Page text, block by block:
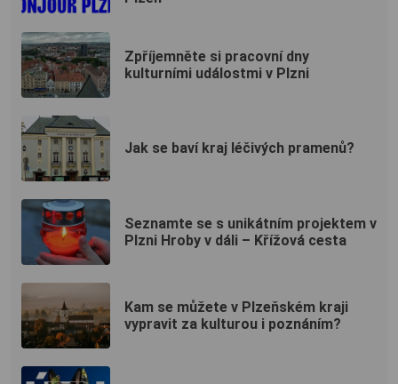
Zpříjemněte si pracovní dny
kulturními událostmi v Plzni
Jak se baví kraj léčivých pramenů?
Seznamte se s unikátním projektem v
Plzni Hroby v dáli – Křížová cesta
Kam se můžete v Plzeňském kraji
vypravit za kulturou i poznáním?